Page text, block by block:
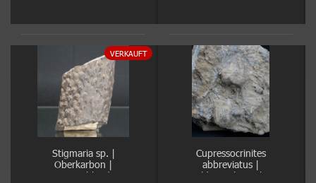
VERKAUFT
Stigmaria sp. |
Oberkarbon |
Deutschland
Cupressocrinites
abbreviatus |
Mitteldevon | Gerolstein